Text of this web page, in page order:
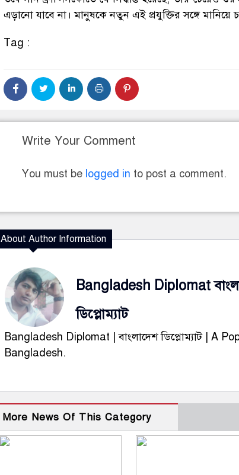
এড়ানো যাবে না। মানুষকে নতুন এই প্রযুক্তির সঙ্গে মানিয়ে
Tag :
Write Your Comment
You must be logged in to post a comment.
About Author Information
Bangladesh Diplomat
ডিপ্লোম্যাট
Bangladesh Diplomat | বাংলাদেশ ডিপ্লোম্যাট | A
Bangladesh.
More News Of This Category